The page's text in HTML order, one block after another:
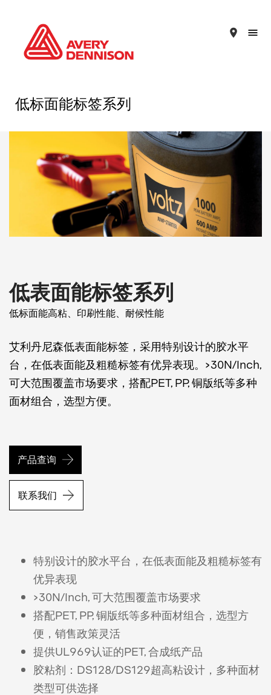
place
低标面能标签系列
低表面能标签系列
低标面能高粘、印刷性能、耐候性能
艾利丹尼森低表面能标签，采用特别设计的胶水平
台，在低表面能及粗糙标签有优异表现。>30N/Inch,
可大范围覆盖市场要求，搭配PET, PP, 铜版纸等多种
面材组合，选型方便。
产品查询
联系我们
特别设计的胶水平台，在低表面能及粗糙标签有
优异表现
>30N/Inch, 可大范围覆盖市场要求
搭配PET, PP, 铜版纸等多种面材组合，选型方
便，销售政策灵活
提供UL969认证的PET, 合成纸产品
胶粘剂：DS128/DS129超高粘设计，多种面材
类型可供选择